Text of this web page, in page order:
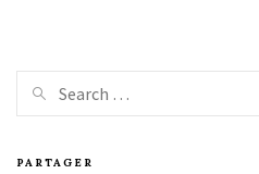
PARTAGER